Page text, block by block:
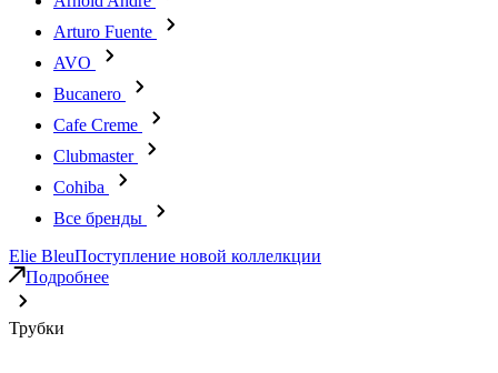
Arturo Fuente
AVO
Bucanero
Cafe Creme
Clubmaster
Cohiba
Все бренды
Elie BleuПоступление новой коллелкции
Подробнее
Трубки